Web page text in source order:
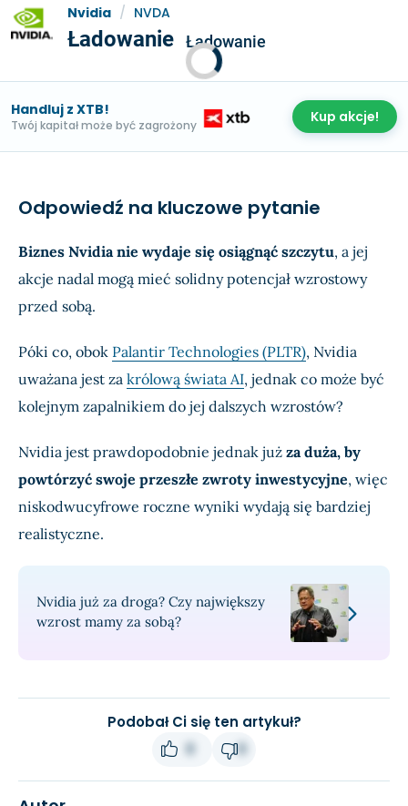
Nvidia / NVDA
Ładowanie Ładowanie
Handluj z XTB!
Twój kapitał może być zagrożony Kup akcje!
Odpowiedź na kluczowe pytanie
Biznes Nvidia nie wydaje się osiągnąć szczytu, a jej
akcje nadal mogą mieć solidny potencjał wzrostowy
przed sobą.
Póki co, obok Palantir Technologies (PLTR), Nvidia
uważana jest za królową świata AI, jednak co może być
kolejnym zapalnikiem do jej dalszych wzrostów?
Nvidia jest prawdopodobnie jednak już za duża, by
powtórzyć swoje przeszłe zwroty inwestycyjne, więc
niskodwucyfrowe roczne wyniki wydają się bardziej
realistyczne.
Nvidia już za droga? Czy największy
wzrost mamy za sobą?
Podobał Ci się ten artykuł?